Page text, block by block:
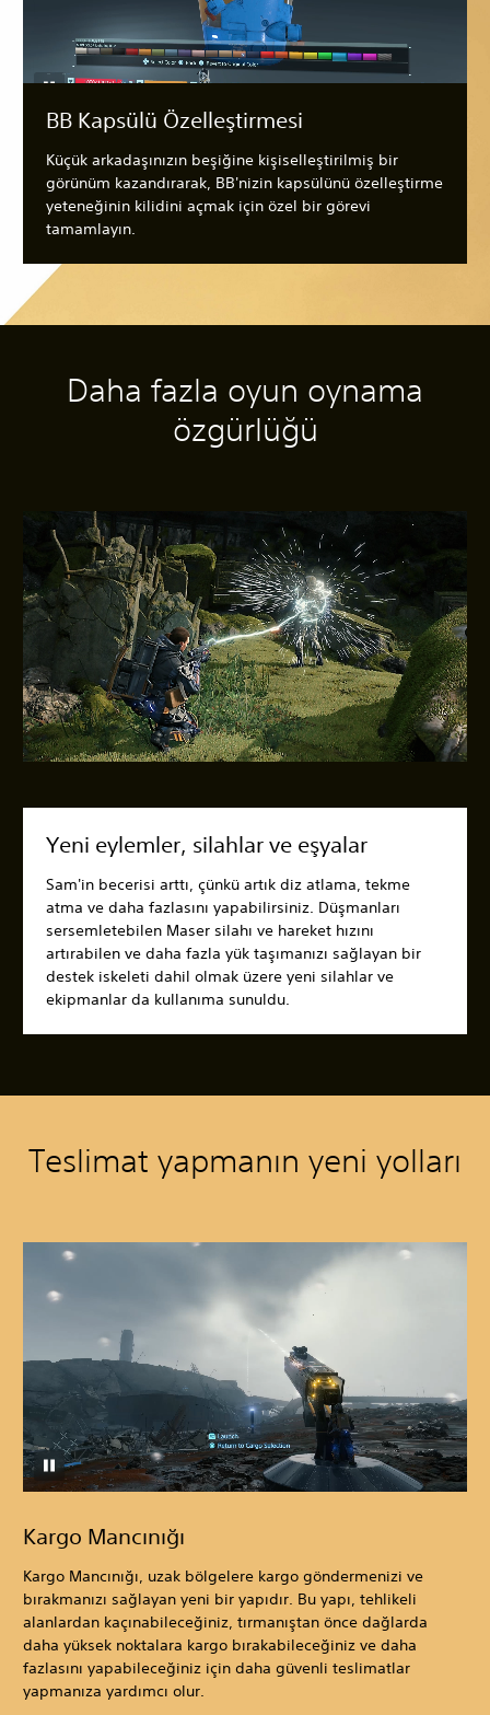
BB Kapsülü Özelleştirmesi
Küçük arkadaşınızın beşiğine kişiselleştirilmiş bir
görünüm kazandırarak, BB'nizin kapsülünü özelleştirme
yeteneğinin kilidini açmak için özel bir görevi
tamamlayın.
Daha fazla oyun oynama
özgürlüğü
Yeni eylemler, silahlar ve eşyalar
Sam'in becerisi arttı, çünkü artık diz atlama, tekme
atma ve daha fazlasını yapabilirsiniz. Düşmanları
sersemletebilen Maser silahı ve hareket hızını
artırabilen ve daha fazla yük taşımanızı sağlayan bir
destek iskeleti dahil olmak üzere yeni silahlar ve
ekipmanlar da kullanıma sunuldu.
Teslimat yapmanın yeni yolları
Kargo Mancınığı
Kargo Mancınığı, uzak bölgelere kargo göndermenizi ve
bırakmanızı sağlayan yeni bir yapıdır. Bu yapı, tehlikeli
alanlardan kaçınabileceğiniz, tırmanıştan önce dağlarda
daha yüksek noktalara kargo bırakabileceğiniz ve daha
fazlasını yapabileceğiniz için daha güvenli teslimatlar
yapmanıza yardımcı olur.